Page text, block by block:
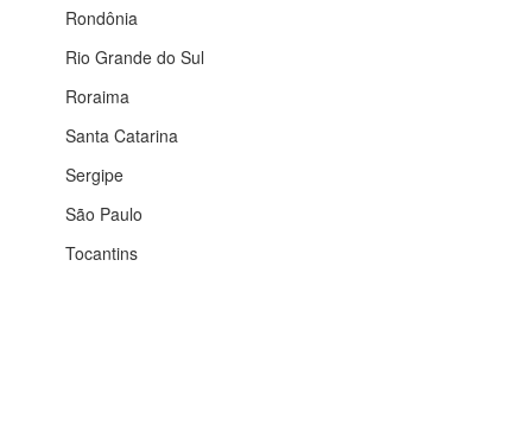
Rondônia
Rio Grande do Sul
Roraima
Santa Catarina
Sergipe
São Paulo
Tocantins